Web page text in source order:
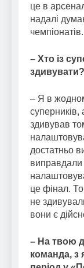
це в
надалі
чемпіонатів.
– Хто із
здивувати?
– Я в
суперників,
здивував
достатньо
виправдали
це фінал.
не
вони є
– На твою
команда, з